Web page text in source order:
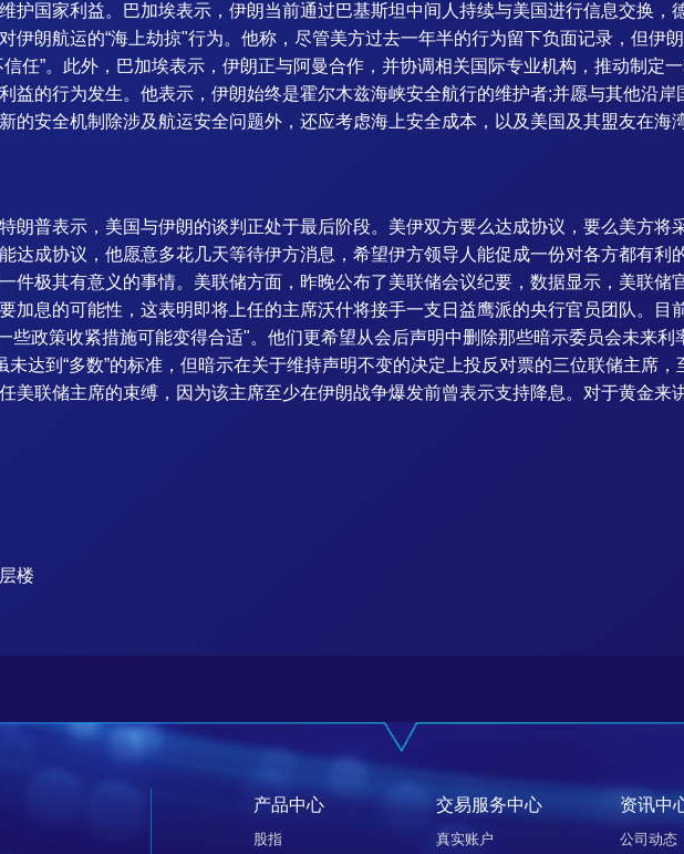
护国家利益。巴加埃表示，伊朗当前通过巴基斯坦中间人持续与美国进行信息交换，
伊朗航运的“海上劫掠"行为。他称，尽管美方过去一年半的行为留下负面记录，但伊
任”。此外，巴加埃表示，伊朗正与阿曼合作，并协调相关国际专业机构，推动制定
益的行为发生。他表示，伊朗始终是霍尔木兹海峡安全航行的维护者;并愿与其他沿
的安全机制除涉及航运安全问题外，还应考虑海上安全成本，以及美国及其盟友在海
朗普表示，美国与伊朗的谈判正处于最后阶段。美伊双方要么达成协议，要么美方将
达成协议，他愿意多花几天等待伊方消息，希望伊方领导人能促成一份对各方都有利
件极其有意义的事情。美联储方面，昨晚公布了美联储会议纪要，数据显示，美联储
加息的可能性，这表明即将上任的主席沃什将接手一支日益鹰派的央行官员团队。目
些政策收紧措施可能变得合适"。他们更希望从会后声明中删除那些暗示委员会未来利
未达到“多数”的标准，但暗示在关于维持声明不变的决定上投反对票的三位联储主席
美联储主席的束缚，因为该主席至少在伊朗战争爆发前曾表示支持降息。对于黄金来
楼
产品中心
股指
交易服务中心
真实账户
资讯中
公司动态